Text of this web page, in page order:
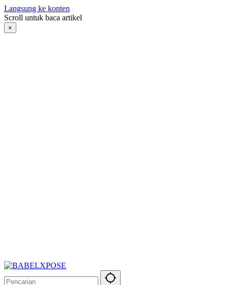
Langsung ke konten
Scroll untuk baca artikel
×